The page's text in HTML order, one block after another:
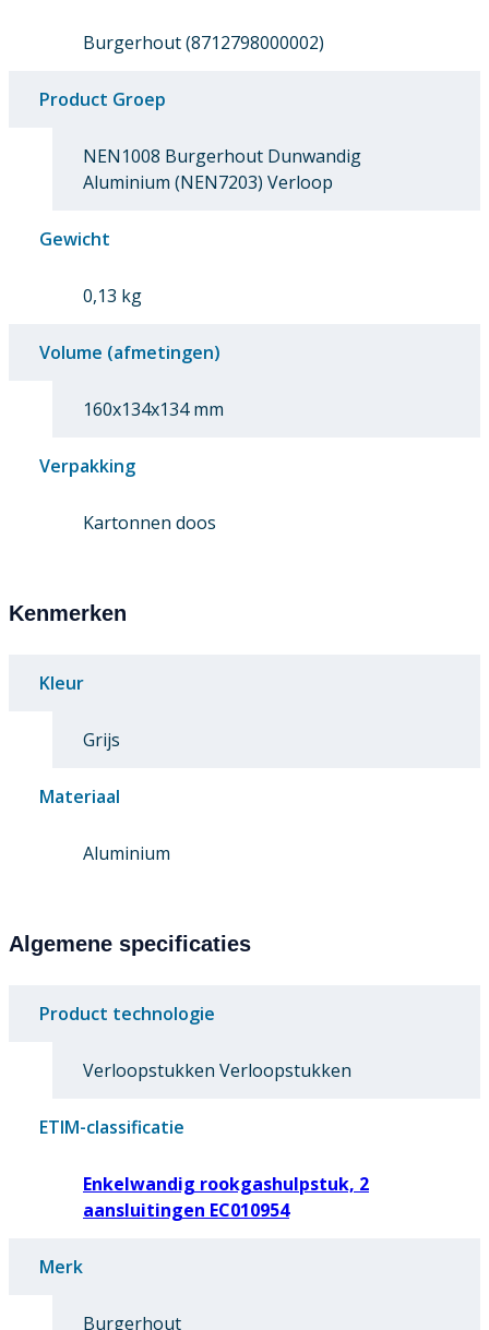
Burgerhout (8712798000002)
Product Groep
NEN1008 Burgerhout Dunwandig
Aluminium (NEN7203) Verloop
Gewicht
0,13 kg
Volume (afmetingen)
160x134x134 mm
Verpakking
Kartonnen doos
Kenmerken
Kleur
Grijs
Materiaal
Aluminium
Algemene specificaties
Product technologie
Verloopstukken Verloopstukken
ETIM-classificatie
Enkelwandig rookgashulpstuk, 2
aansluitingen EC010954
Merk
Burgerhout